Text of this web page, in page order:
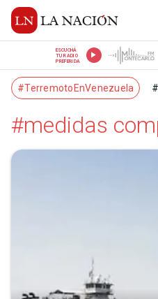
ESCUCHÁ
TU RADIO
PREFERIDA
#TerremotoEnVenezuela
#medidas